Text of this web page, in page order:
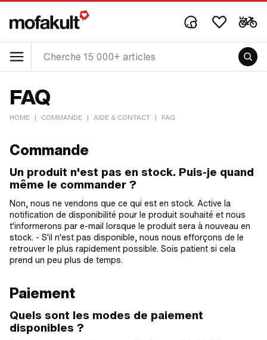
FAQ
HOME | COMMANDE | AIDE & CONTACT | FAQ
Commande
Un produit n'est pas en stock. Puis-je quand
même le commander ?
Non, nous ne vendons que ce qui est en stock. Active la
notification de disponibilité pour le produit souhaité et nous
t'informerons par e-mail lorsque le produit sera à nouveau en
stock. - S'il n'est pas disponible, nous nous efforçons de le
retrouver le plus rapidement possible. Sois patient si cela
prend un peu plus de temps.
Paiement
Quels sont les modes de paiement
disponibles ?